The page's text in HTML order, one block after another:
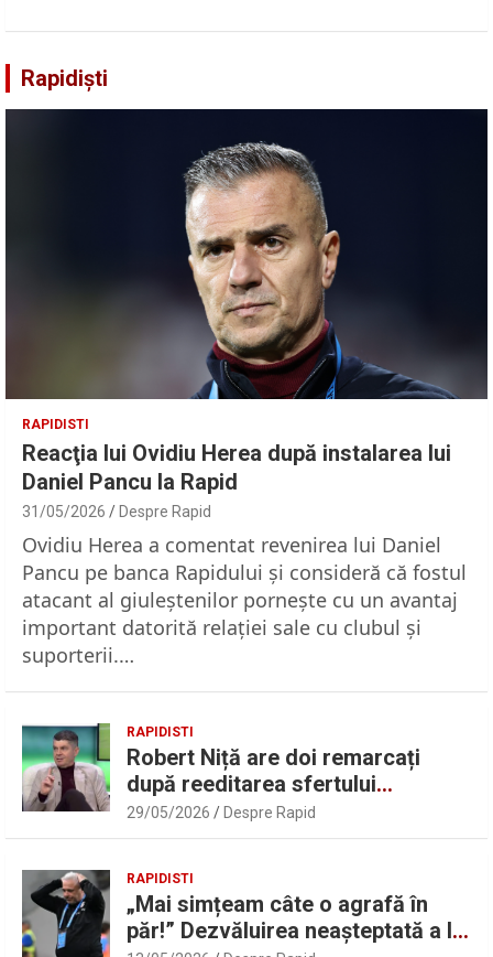
Rapidiști
RAPIDISTI
Reacţia lui Ovidiu Herea după instalarea lui
Daniel Pancu la Rapid
31/05/2026 Despre Rapid
Ovidiu Herea a comentat revenirea lui Daniel
Pancu pe banca Rapidului şi consideră că fostul
atacant al giuleştenilor porneşte cu un avantaj
important datorită relaţiei sale cu clubul şi
suporterii.…
RAPIDISTI
Robert Niță are doi remarcați
după reeditarea sfertului
UEFAntastic: „Lideri în teren” |
Sport.ro
29/05/2026 Despre Rapid
RAPIDISTI
„Mai simțeam câte o agrafă în
păr!” Dezvăluirea neașteptată a lui